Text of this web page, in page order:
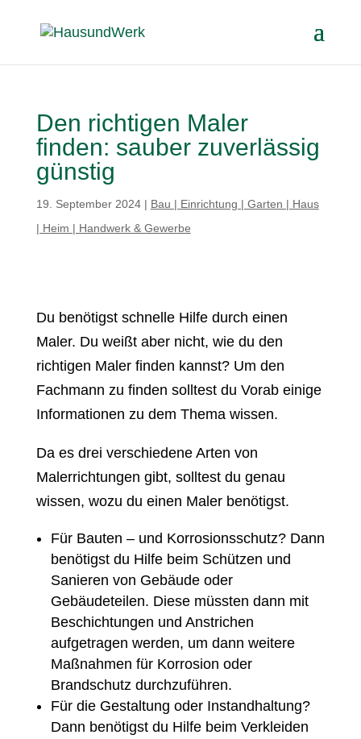
Den richtigen Maler
finden: sauber zuverlässig
günstig
19. September 2024| Bau | Einrichtung | Garten | Haus
| Heim | Handwerk & Gewerbe
Du benötigst schnelle Hilfe durch einen
Maler. Du weißt aber nicht, wie du den
richtigen Maler finden kannst? Um den
Fachmann zu finden solltest du Vorab einige
Informationen zu dem Thema wissen.
Da es drei verschiedene Arten von
Malerrichtungen gibt, solltest du genau
wissen, wozu du einen Maler benötigst.
Für Bauten – und Korrosionsschutz? Dann
benötigst du Hilfe beim Schützen und
Sanieren von Gebäude oder
Gebäudeteilen. Diese müssten dann mit
Beschichtungen und Anstrichen
aufgetragen werden, um dann weitere
Maßnahmen für Korrosion oder
Brandschutz durchzuführen.
Für die Gestaltung oder Instandhaltung?
Dann benötigst du Hilfe beim Verkleiden